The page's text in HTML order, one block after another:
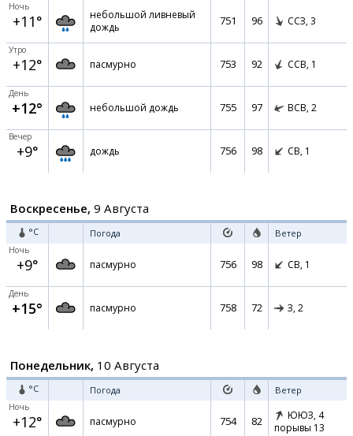
Ночь
+11°
небольшой ливневый
дождь
751 96 ССЗ, 3
Утро
+12° пасмурно 753 92 ССВ, 1
День
+12° небольшой дождь 755 97 ВСВ, 2
Вечер
+9° дождь 756 98 СВ, 1
Воскресенье, 9 Августа
°C Погода Ветер
Ночь
+9° пасмурно 756 98 СВ, 1
День
+15° пасмурно 758 72 З, 2
Понедельник, 10 Августа
°C Погода Ветер
Ночь
+12° пасмурно 754 82 ЮЮЗ, 4
порывы 13